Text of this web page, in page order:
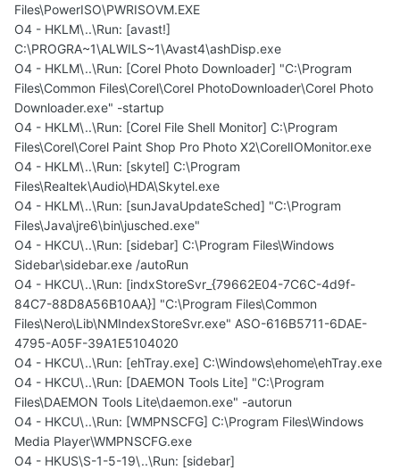
Files\PowerISO\PWRISOVM.EXE
O4 - HKLM\..\Run: [avast!]
C:\PROGRA~1\ALWILS~1\Avast4\ashDisp.exe
O4 - HKLM\..\Run: [Corel Photo Downloader] "C:\Program
Files\Common Files\Corel\Corel PhotoDownloader\Corel Photo
Downloader.exe" -startup
O4 - HKLM\..\Run: [Corel File Shell Monitor] C:\Program
Files\Corel\Corel Paint Shop Pro Photo X2\CorelIOMonitor.exe
O4 - HKLM\..\Run: [skytel] C:\Program
Files\Realtek\Audio\HDA\Skytel.exe
O4 - HKLM\..\Run: [sunJavaUpdateSched] "C:\Program
Files\Java\jre6\bin\jusched.exe"
O4 - HKCU\..\Run: [sidebar] C:\Program Files\Windows
Sidebar\sidebar.exe /autoRun
O4 - HKCU\..\Run: [indxStoreSvr_{79662E04-7C6C-4d9f-
84C7-88D8A56B10AA}] "C:\Program Files\Common
Files\Nero\Lib\NMIndexStoreSvr.exe" ASO-616B5711-6DAE-
4795-A05F-39A1E5104020
O4 - HKCU\..\Run: [ehTray.exe] C:\Windows\ehome\ehTray.exe
O4 - HKCU\..\Run: [DAEMON Tools Lite] "C:\Program
Files\DAEMON Tools Lite\daemon.exe" -autorun
O4 - HKCU\..\Run: [WMPNSCFG] C:\Program Files\Windows
Media Player\WMPNSCFG.exe
O4 - HKUS\S-1-5-19\..\Run: [sidebar]